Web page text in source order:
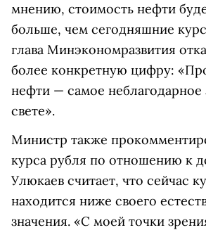
мнению, стоимость нефти
больше, чем сегодняшние
глава Минэкономразвития
более конкретную цифру:
нефти — самое неблагодарное
свете».
Министр также
курса рубля по отношению к
Улюкаев считает, что сейчас
находится ниже своего
значения. «С моей точки